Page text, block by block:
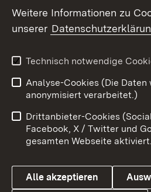
Social Wall
X / Twitter
Youtube
Benutzungshinweise
Datenschutz
Weitere Informationen zu
unserer
Technisch notwendige
Analyse-Cookies (Die
anonymisiert verarbeitet.)
Drittanbieter-Cookies
Facebook, X / Twitter und
gesamten Webseite
Alle akzeptieren